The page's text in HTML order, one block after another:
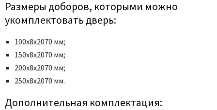
Размеры доборов, которыми можно
укомплектовать дверь:
100х8х2070 мм;
150х8х2070 мм;
200х8х2070 мм;
250х8х2070 мм.
Дополнительная комплектация: